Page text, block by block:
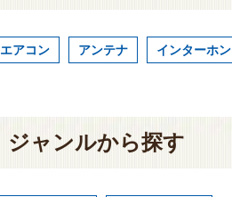
エアコン アンテナ インターホン
ジャンルから探す